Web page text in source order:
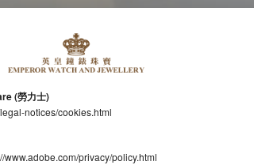
(勞力士)
notices/cookies.html
www.adobe.com/privacy/policy.html